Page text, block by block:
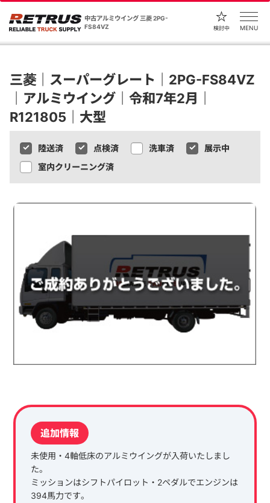
中古アルミウイング 三菱 2PG-
FS84VZ
検討中 MENU
三菱｜スーパーグレート｜2PG-FS84VZ
｜アルミウイング｜令和7年2月｜
R121805｜大型
陸送済 点検済 洗車済
展示中
室内クリーニング済
追加情報
未使用・4軸低床のアルミウイングが入荷いたしまし
た。
ミッションはシフトパイロット・2ペダルでエンジンは
394馬力です。